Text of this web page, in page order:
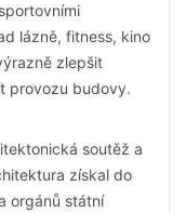
lázně, fitness, kino
zlepšit
provozu budovy.
soutěž a
získal do
orgánů státní